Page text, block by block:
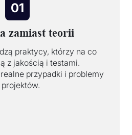
01
zamiast teorii
praktycy, którzy na co
z jakością i testami.
przypadki i problemy
projektów.